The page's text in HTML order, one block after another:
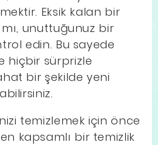
Eksik kalan bir
unuttuğunuz bir
edin. Bu sayede
hiçbir sürprizle
bir şekilde yeni
temizlemek için önce
kapsamlı bir temizlik